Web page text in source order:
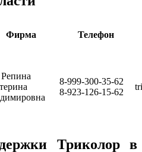
Фирма Телефон
8-999-300-35-62
8-923-126-15-62
Триколор в